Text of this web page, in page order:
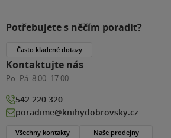
Potřebujete s něčím poradit?
Často kladené dotazy
Kontaktujte nás
Po–Pá: 8:00–17:00
542 220 320
poradime@knihydobrovsky.cz
Všechny kontakty Naše prodejny